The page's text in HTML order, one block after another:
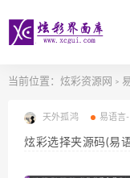
当前位置： 炫彩资源网 >
天外孤鸿 易语言
炫彩选择夹源码(易